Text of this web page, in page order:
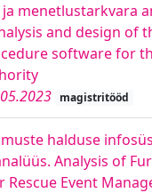
menetlustarkvara
and design of
software for
magistritööd
halduse
Analysis of
Rescue Event